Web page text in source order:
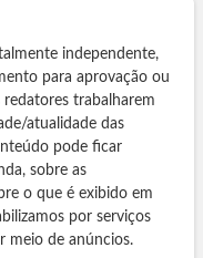
independente,
para aprovação ou
redatores trabalharem
atualidade das
pode ficar
sobre as
o que é exibido em
por serviços
meio de anúncios.